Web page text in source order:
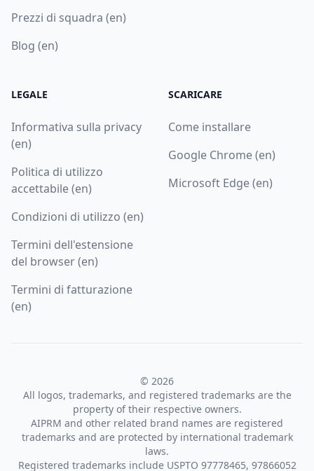
Prezzi di squadra (en)
Blog (en)
LEGALE
Informativa sulla privacy
(en)
Politica di utilizzo
accettabile (en)
Condizioni di utilizzo (en)
Termini dell'estensione
del browser (en)
Termini di fatturazione
(en)
SCARICARE
Come installare
Google Chrome (en)
Microsoft Edge (en)
© 2026
All logos, trademarks, and registered trademarks are the
property of their respective owners.
AIPRM and other related brand names are registered
trademarks and are protected by international trademark
laws.
Registered trademarks include USPTO 97778465, 97866052